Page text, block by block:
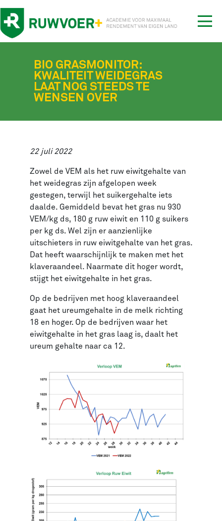
BIO GRASMONITOR:
KWALITEIT WEIDEGRAS
LAAT NOG STEEDS TE
WENSEN OVER
22 juli 2022
Zowel de VEM als het ruw eiwitgehalte van
het weidegras zijn afgelopen week
gestegen, terwijl het suikergehalte iets
daalde. Gemiddeld bevat het gras nu 930
VEM/kg ds, 180 g ruw eiwit en 110 g suikers
per kg ds. Wel zijn er aanzienlijke
uitschieters in ruw eiwitgehalte van het gras.
Dat heeft waarschijnlijk te maken met het
klaveraandeel. Naarmate dit hoger wordt,
stijgt het eiwitgehalte in het gras.
Op de bedrijven met hoog klaveraandeel
gaat het ureumgehalte in de melk richting
18 en hoger. Op de bedrijven waar het
eiwitgehalte in het gras laag is, daalt het
ureum gehalte naar ca 12.